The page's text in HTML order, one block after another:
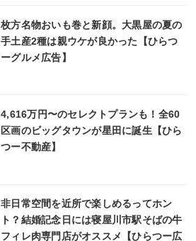
枚方名物おいも巻と新顔。大黒屋の夏の
手土産2種は親ウケが良かった【ひらつ
ーグルメ広告】
4,616万円〜のセレクトプランも！全60
区画のビッグタウンが星田に誕生【ひら
つー不動産】
非日常空間を近所で楽しめるってホン
ト？結婚記念日には寝屋川市駅そばの牛
フィレ肉専門店がオススメ【ひらつー広